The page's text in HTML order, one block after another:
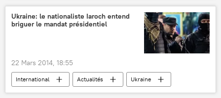
Ukraine: le nationaliste Iaroch entend
briguer le mandat présidentiel
22 Mars 2014, 18:55
International Actualités
Ukraine
Dmitri Iaroch
Secteur droit